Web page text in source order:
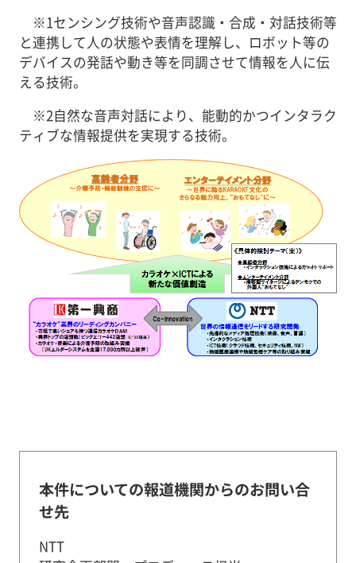
※1センシング技術や音声認識・合成・対話技術等
と連携して人の状態や表情を理解し、ロボット等の
デバイスの発話や動き等を同調させて情報を人に伝
える技術。
※2自然な音声対話により、能動的かつインタラク
ティブな情報提供を実現する技術。
本件についての報道機関からのお問い合
せ先
NTT